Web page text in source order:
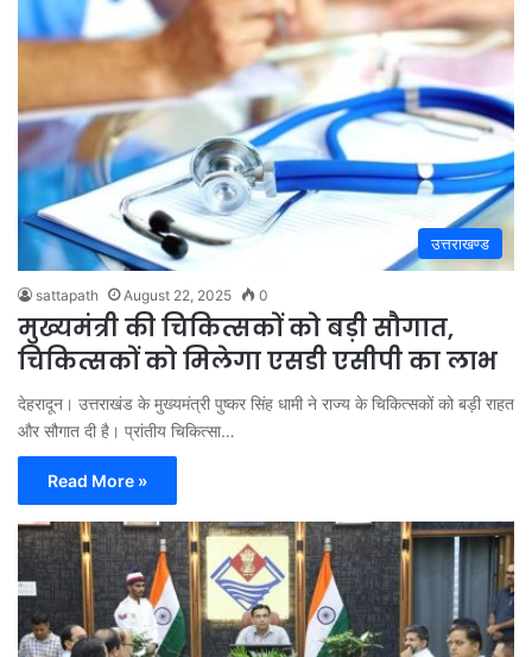
उत्तराखण्ड
sattapath August 22, 2025 0
मुख्यमंत्री की चिकित्सकों को बड़ी सौगात,
चिकित्सकों को मिलेगा एसडी एसीपी का लाभ
देहरादून। उत्तराखंड के मुख्यमंत्री पुष्कर सिंह धामी ने राज्य के चिकित्सकों को बड़ी राहत
और सौगात दी है। प्रांतीय चिकित्सा…
Read More »